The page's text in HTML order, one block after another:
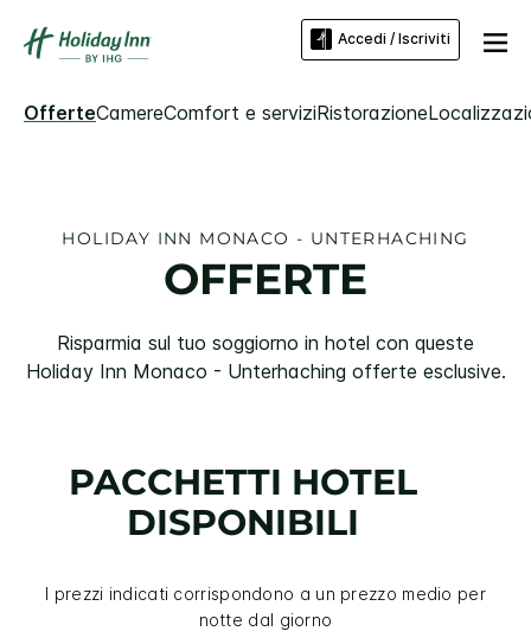
Accedi / Iscriviti
OfferteCamereComfort e serviziRistorazione
HOLIDAY INN MONACO - UNTERHACHING
OFFERTE
Risparmia sul tuo soggiorno in hotel con queste
Holiday Inn Monaco - Unterhaching offerte esclusive.
PACCHETTI HOTEL
DISPONIBILI
I prezzi indicati corrispondono a un prezzo medio per
notte dal giorno